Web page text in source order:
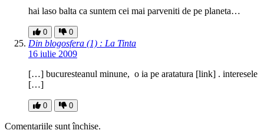
hai laso balta ca suntem cei mai parveniti de pe planeta…
0 0
Din blogosfera (1) : La Tinta
16 iulie 2009
[…] bucuresteanul minune, o ia pe aratatura [link] . interesele
[…]
0 0
Comentariile sunt închise.